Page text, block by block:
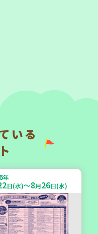
の発達障がいを学び、
で心を軽くしません
いる
年
日(水)～8月26日(水)